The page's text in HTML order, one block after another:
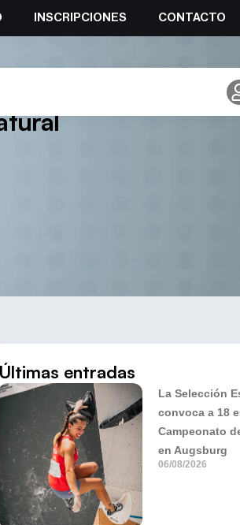
INSCRIPCIONES CONTACTO
Hípica para tratar
Últimas entradas
La Selección
convoca a 18
Campeonato
en Augsburg
06/08/2026